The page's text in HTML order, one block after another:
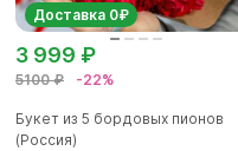
Доставка 0₽
5100 ₽ -22%
3 999 ₽
Букет из 5 бордовых пионов
(Россия)